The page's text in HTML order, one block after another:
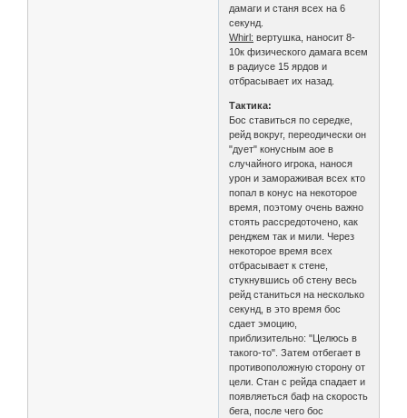
дамаги и станя всех на 6
секунд.
Whirl: вертушка, наносит 8-
10к физического дамага всем
в радиусе 15 ярдов и
отбрасывает их назад.
Тактика:
Бос ставиться по середке,
рейд вокруг, переодически он
"дует" конусным аое в
случайного игрока, нанося
урон и замораживая всех кто
попал в конус на некоторое
время, поэтому очень важно
стоять рассредоточено, как
ренджем так и мили. Через
некоторое время всех
отбрасывает к стене,
стукнувшись об стену весь
рейд станиться на несколько
секунд, в это время бос
сдает эмоцию,
приблизительно: "Целюсь в
такого-то". Затем отбегает в
противоположную сторону от
цели. Стан с рейда спадает и
появляеться баф на скорость
бега, после чего бос